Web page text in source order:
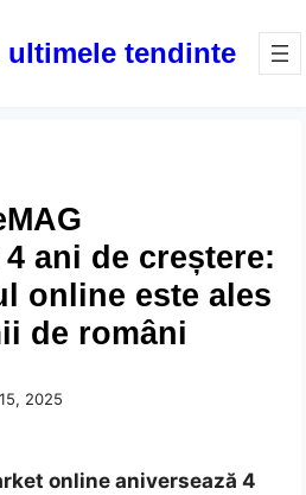
tendinte
ani de creștere:
online este ales
de români
2025
online aniversează 4